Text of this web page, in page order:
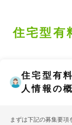
住宅型有
住宅型有
人情報の
まずは下記の募集要項